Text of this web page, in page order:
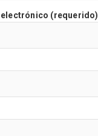
(requerido)